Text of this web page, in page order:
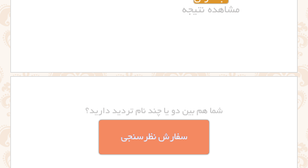
شما هم بین دو یا چند نام تردید دارید؟
سفارش نظرسنجی